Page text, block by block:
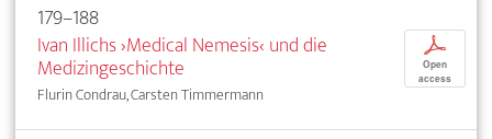
179–188
Ivan Illichs ›Medical Nemesis‹ und die
Medizingeschichte
Flurin Condrau, Carsten Timmermann
p
Open
access